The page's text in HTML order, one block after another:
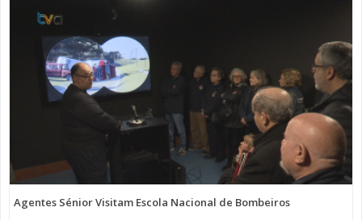
Agentes Sénior Visitam Escola Nacional de Bombeiros